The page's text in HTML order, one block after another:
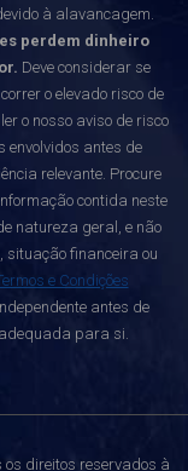
à alavancagem.
perdem dinheiro
Deve considerar se
o elevado risco de
o nosso aviso de risco
envolvidos antes de
relevante. Procure
contida neste
natureza geral, e não
financeira ou
e Condições
antes de
para si.
os direitos reservados à